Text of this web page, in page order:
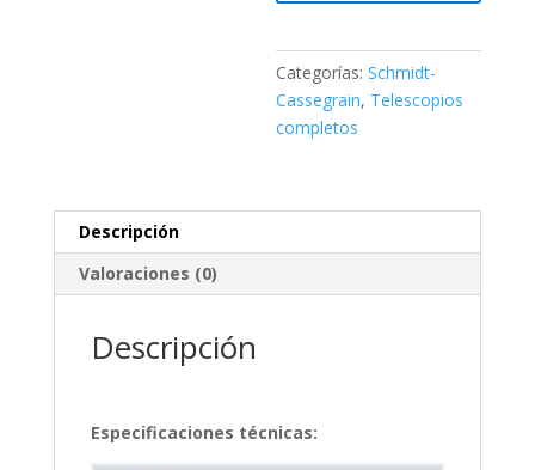
Categorías:Schmidt-
Cassegrain, Telescopios
completos
Descripción
Valoraciones (0)
Descripción
Especificaciones técnicas: